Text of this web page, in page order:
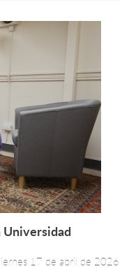
Leer más +
Universidad
17 de abril de 2026